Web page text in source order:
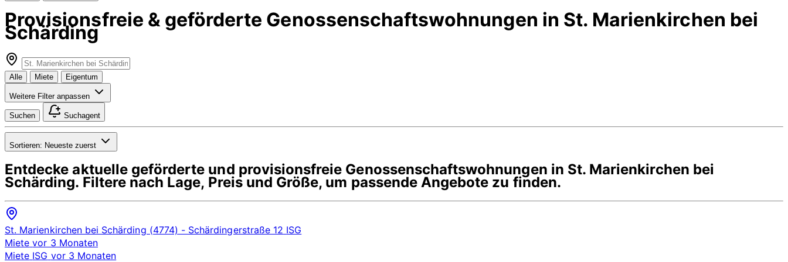
Provisionsfreie & geförderte Genossenschaftswohnungen in St. Marienkirchen bei
Schärding
Alle Miete Eigentum
Weitere Filter anpassen
Suchen Suchagent
Sortieren: Neueste zuerst
Entdecke aktuelle geförderte und provisionsfreie Genossenschaftswohnungen in St. Marienkirchen bei
Schärding. Filtere nach Lage, Preis und Größe, um passende Angebote zu finden.
St. Marienkirchen bei Schärding (4774) - Schärdingerstraße 12 ISG
Miete vor 3 Monaten
Miete ISG vor 3 Monaten